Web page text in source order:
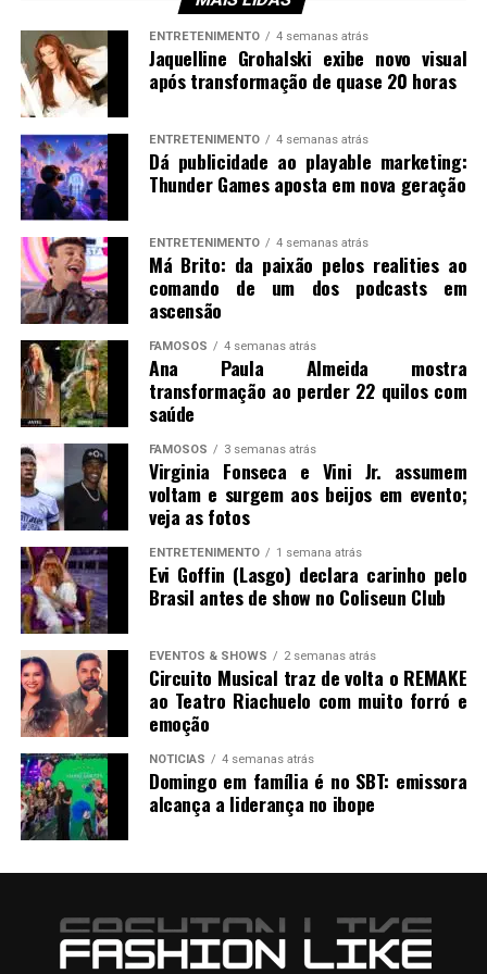
ENTRETENIMENTO 4 semanas atrás
Jaquelline Grohalski exibe novo visual
após transformação de quase 20 horas
ENTRETENIMENTO 4 semanas atrás
Dá publicidade ao playable marketing:
Thunder Games aposta em nova geração
ENTRETENIMENTO 4 semanas atrás
Má Brito: da paixão pelos realities ao
comando de um dos podcasts em
ascensão
FAMOSOS 4 semanas atrás
Ana Paula Almeida mostra
transformação ao perder 22 quilos com
saúde
FAMOSOS 3 semanas atrás
Virginia Fonseca e Vini Jr. assumem
voltam e surgem aos beijos em evento;
veja as fotos
ENTRETENIMENTO 1 semana atrás
Evi Goffin (Lasgo) declara carinho pelo
Brasil antes de show no Coliseun Club
EVENTOS & SHOWS 2 semanas atrás
Circuito Musical traz de volta o REMAKE
ao Teatro Riachuelo com muito forró e
emoção
NOTICIAS 4 semanas atrás
Domingo em família é no SBT: emissora
alcança a liderança no ibope